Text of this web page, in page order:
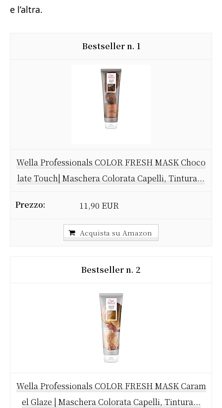
e l’altra.
1
Wella Professionals COLOR FRESH MASK Choco
late Touch| Maschera Colorata Capelli, Tintura...
11,90 EUR
Acquista su Amazon
2
Wella Professionals COLOR FRESH MASK Caram
el Glaze | Maschera Colorata Capelli, Tintura...